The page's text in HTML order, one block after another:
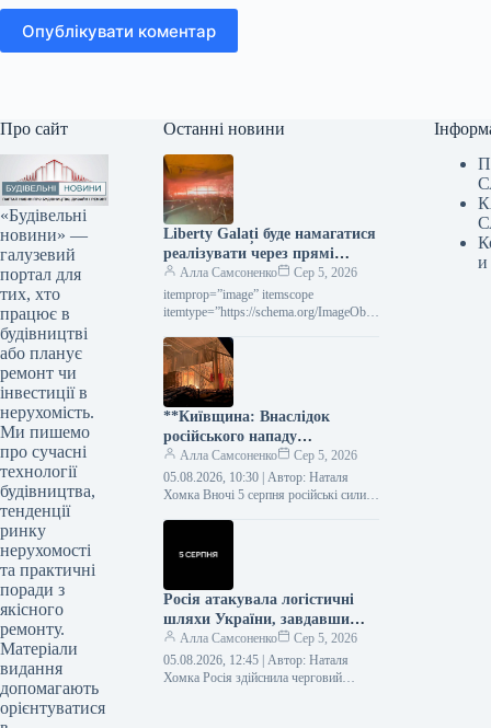
Опублікувати коментар
Про сайт
«Будівельні
новини» —
галузевий
портал для
тих, хто
працює в
будівництві
або планує
ремонт чи
інвестиції в
нерухомість.
Ми пишемо
про сучасні
технології
будівництва,
тенденції
ринку
нерухомості
та практичні
поради з
якісного
ремонту.
Матеріали
видання
допомагають
орієнтуватися
Останні новини
Liberty Galați буде намагатися
реалізувати через прямі
переговори.
Алла Самсоненко
Сер 5, 2026
itemprop=”image” itemscope
itemtype=”https://schema.org/ImageObje
Galati BF5 Новини Глобальний ринок
Liberty Galati Роздрукувати 191 05
Серпня 2026 Liberty Galati…
**Київщина: Внаслідок
російського нападу
постраждали склади,
логістичні вузли та
промислові об’єкти**
руйнувань на складах, у
промислових підприємствах,
розташованих у Києві та на
його околицях.
Алла Самсоненко
Сер 5, 2026
05.08.2026, 10:30 | Автор: Наталя
Хомка Вночі 5 серпня російські сили
Росія атакувала логістичні
шляхи України, завдавши
удару по мережах
супермаркетів «Сільпо» та
NOVUS.
Алла Самсоненко
Сер 5, 2026
05.08.2026, 12:45 | Автор: Наталя
Хомка Росія здійснила черговий
и